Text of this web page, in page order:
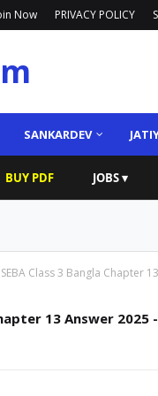
Now PRIVACY POLICY
SANKARDEV
BUY PDF JOBS ▾
SEBA Class 3 Bangla Chapter
13 Answer 2025